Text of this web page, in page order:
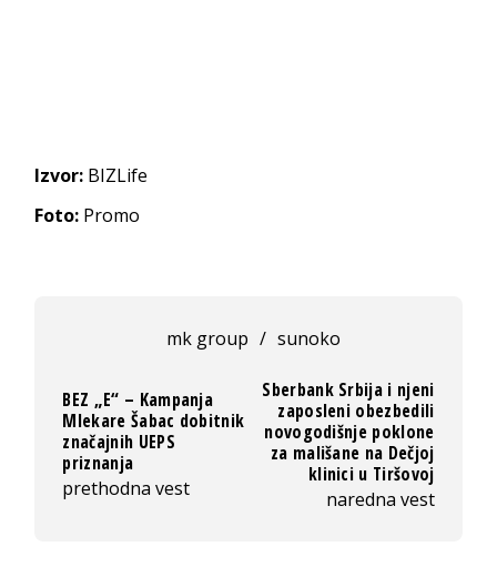
Izvor: BIZLife
Foto: Promo
mk group / sunoko
BEZ „E“ – Kampanja
Mlekare Šabac dobitnik
značajnih UEPS
priznanja
prethodna vest
Sberbank Srbija i njeni
zaposleni obezbedili
novogodišnje poklone
za mališane na Dečjoj
klinici u Tiršovoj
naredna vest